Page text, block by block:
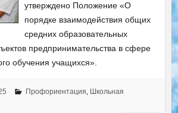
утверждено Положение «О
порядке взаимодействия общих
средних образовательных
предпринимательства в сфере
обучения учащихся».
Профориентация, Школьная